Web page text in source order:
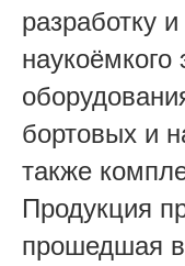
разработку
наукоёмкого
бортовых и
также
Продукция
прошедшая